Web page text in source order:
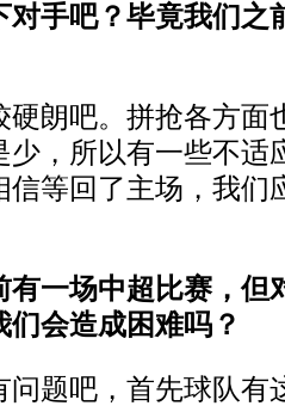
手吧？毕竟我们之
朗吧。拼抢各方面
少，所以有一些不适
信等回了主场，我们
一场中超比赛，但
会造成困难吗？
题吧，首先球队有